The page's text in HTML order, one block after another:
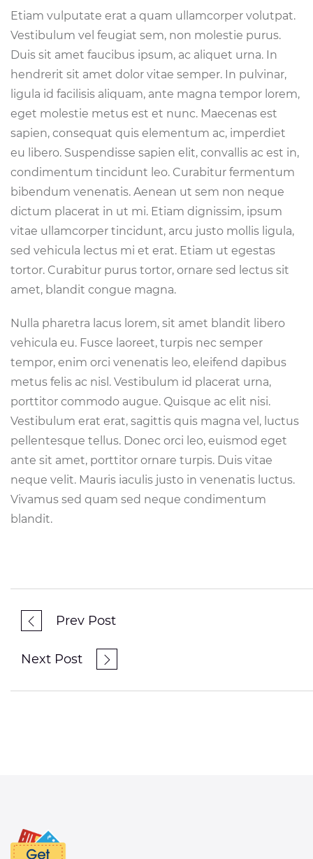
Etiam vulputate erat a quam ullamcorper volutpat.
Vestibulum vel feugiat sem, non molestie purus.
Duis sit amet faucibus ipsum, ac aliquet urna. In
hendrerit sit amet dolor vitae semper. In pulvinar,
ligula id facilisis aliquam, ante magna tempor lorem,
eget molestie metus est et nunc. Maecenas est
sapien, consequat quis elementum ac, imperdiet
eu libero. Suspendisse sapien elit, convallis ac est in,
condimentum tincidunt leo. Curabitur fermentum
bibendum venenatis. Aenean ut sem non neque
dictum placerat in ut mi. Etiam dignissim, ipsum
vitae ullamcorper tincidunt, arcu justo mollis ligula,
sed vehicula lectus mi et erat. Etiam ut egestas
tortor. Curabitur purus tortor, ornare sed lectus sit
amet, blandit congue magna.
Nulla pharetra lacus lorem, sit amet blandit libero
vehicula eu. Fusce laoreet, turpis nec semper
tempor, enim orci venenatis leo, eleifend dapibus
metus felis ac nisl. Vestibulum id placerat urna,
porttitor commodo augue. Quisque ac elit nisi.
Vestibulum erat erat, sagittis quis magna vel, luctus
pellentesque tellus. Donec orci leo, euismod eget
ante sit amet, porttitor ornare turpis. Duis vitae
neque velit. Mauris iaculis justo in venenatis luctus.
Vivamus sed quam sed neque condimentum
blandit.
Prev Post
Next Post